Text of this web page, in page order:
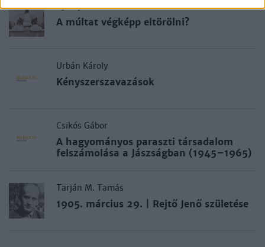
Ujváry Gábor
A múltat végképp eltörölni?
Urbán Károly
Kényszerszavazások
Csikós Gábor
A hagyományos paraszti társadalom
felszámolása a Jászságban (1945–1965)
Tarján M. Tamás
1905. március 29. | Rejtő Jenő születése